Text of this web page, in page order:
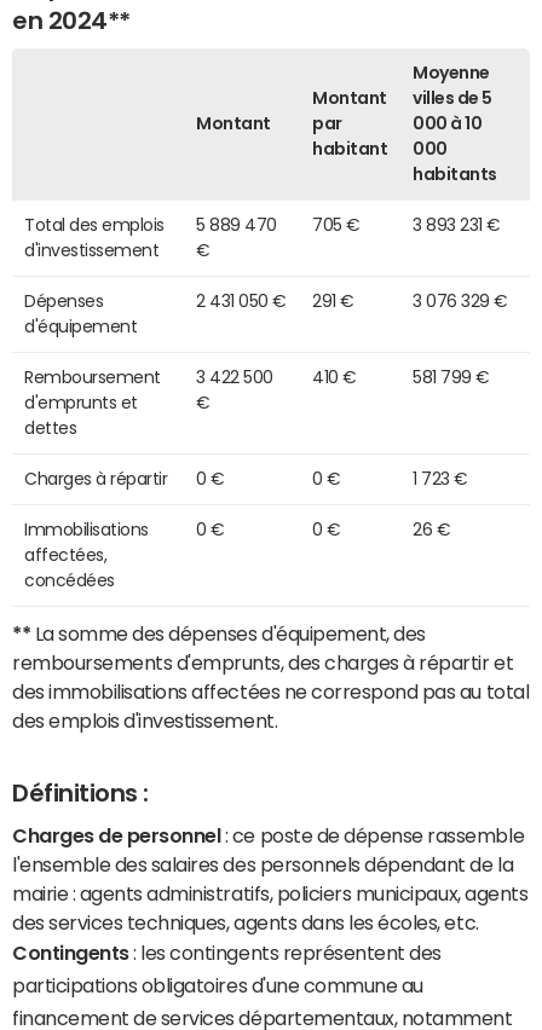
en 2024**
Montant
Montant
par
habitant
Moyenne
villes de 5
000 à 10
000
habitants
Total des emplois
d'investissement
5 889 470
€
705 € 3 893 231 €
Dépenses
d'équipement
2 431 050 € 291 € 3 076 329 €
Remboursement
d'emprunts et
dettes
3 422 500
€
410 € 581 799 €
Charges à répartir 0 € 0 € 1 723 €
Immobilisations
affectées,
concédées
0 € 0 € 26 €
** La somme des dépenses d'équipement, des
remboursements d'emprunts, des charges à répartir et
des immobilisations affectées ne correspond pas au total
des emplois d'investissement.
Définitions :
Charges de personnel : ce poste de dépense rassemble
l'ensemble des salaires des personnels dépendant de la
mairie : agents administratifs, policiers municipaux, agents
des services techniques, agents dans les écoles, etc.
Contingents: les contingents représentent des
participations obligatoires d'une commune au
financement de services départementaux, notamment